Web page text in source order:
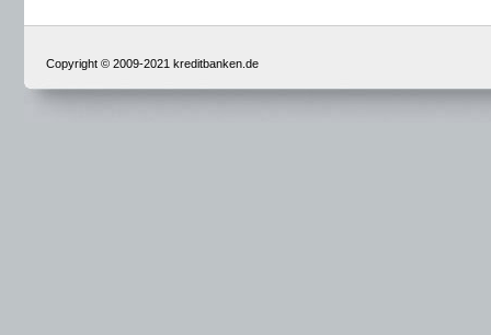
Copyright © 2009-2021 kreditbanken.de